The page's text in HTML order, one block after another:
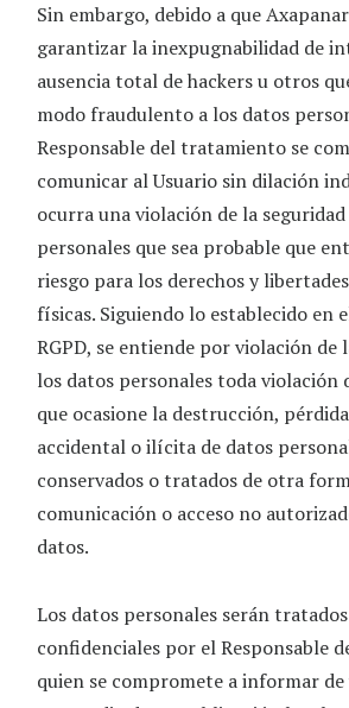
Sin embargo, debido a que
garantizar la inexpugnabilidad de
ausencia total de hackers u otros
modo fraudulento a los datos
Responsable del tratamiento se
comunicar al Usuario sin dilación
ocurra una violación de la
personales que sea probable que
riesgo para los derechos y
físicas. Siguiendo lo establecido en
RGPD, se entiende por violación de
los datos personales toda violación
que ocasione la destrucción,
accidental o ilícita de datos
conservados o tratados de otra
comunicación o acceso no
datos.
Los datos personales serán
confidenciales por el Responsable
quien se compromete a informar